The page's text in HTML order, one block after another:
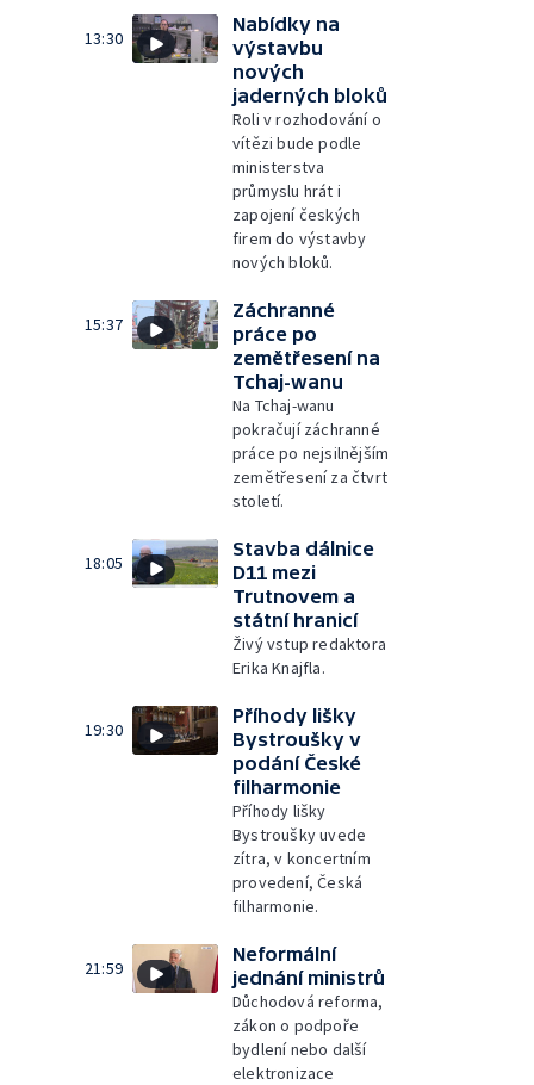
13:30
Nabídky na
výstavbu
nových
jaderných bloků
Roli v rozhodování o
vítězi bude podle
ministerstva
průmyslu hrát i
zapojení českých
firem do výstavby
nových bloků.
15:37
Záchranné
práce po
zemětřesení na
Tchaj-wanu
Na Tchaj-wanu
pokračují záchranné
práce po nejsilnějším
zemětřesení za čtvrt
století.
18:05
Stavba dálnice
D11 mezi
Trutnovem a
státní hranicí
Živý vstup redaktora
Erika Knajfla.
19:30
Příhody lišky
Bystroušky v
podání České
filharmonie
Příhody lišky
Bystroušky uvede
zítra, v koncertním
provedení, Česká
filharmonie.
21:59
Neformální
jednání ministrů
Důchodová reforma,
zákon o podpoře
bydlení nebo další
elektronizace